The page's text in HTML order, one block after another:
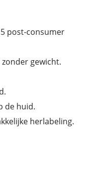
post-consumer
gewicht.
de huid.
herlabeling.